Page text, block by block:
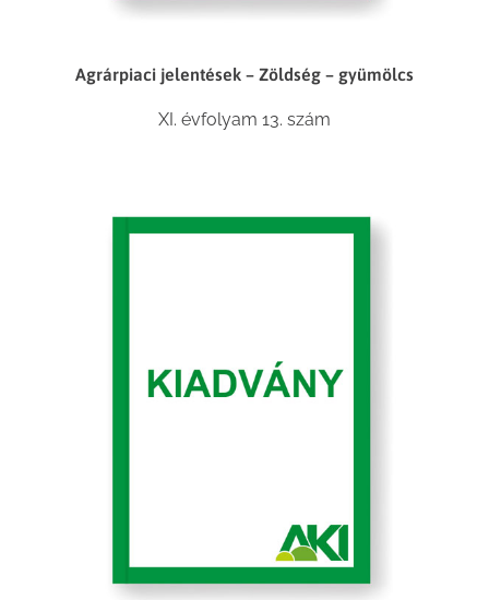
Agrárpiaci jelentések – Zöldség – gyümölcs
XI. évfolyam 13. szám